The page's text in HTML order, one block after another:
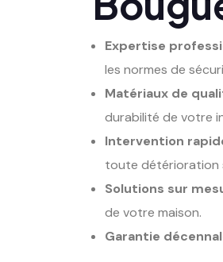
Expertise
les normes de
Matériaux de
durabilité de votre
Intervention
toute détérioration
Solutions sur
de votre maison.
Garantie